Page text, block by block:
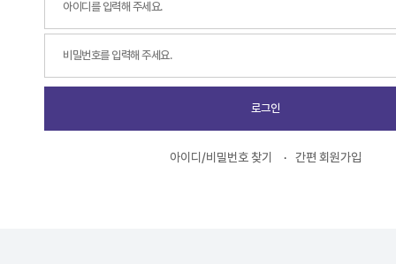
로그인
아이디/비밀번호 찾기 간편 회원가입